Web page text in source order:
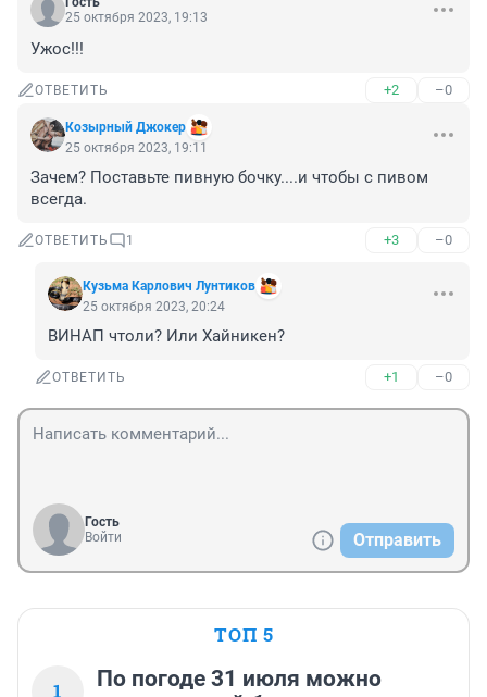
25 октября 2023, 19:13
Ужос!!!
ОТВЕТИТЬ +2 –0
Козырный Джокер
25 октября 2023, 19:11
Зачем? Поставьте пивную бочку....и чтобы с пивом
всегда.
ОТВЕТИТЬ 1 +3 –0
Кузьма Карлович Лунтиков
25 октября 2023, 20:24
ВИНАП чтоли? Или Хайникен?
ОТВЕТИТЬ +1 –0
Гость
Войти
Отправить
ТОП 5
1
По погоде 31 июля можно